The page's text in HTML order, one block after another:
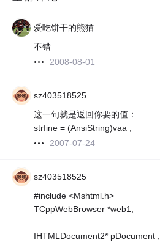
爱吃饼干的熊猫
不错
2008-08-01
sz403518525
这一句就是返回你要的值：
strfine = (AnsiString)vaa ;
2007-07-24
sz403518525
#include <Mshtml.h>
TCppWebBrowser *web1;
IHTMLDocument2* pDocument ;